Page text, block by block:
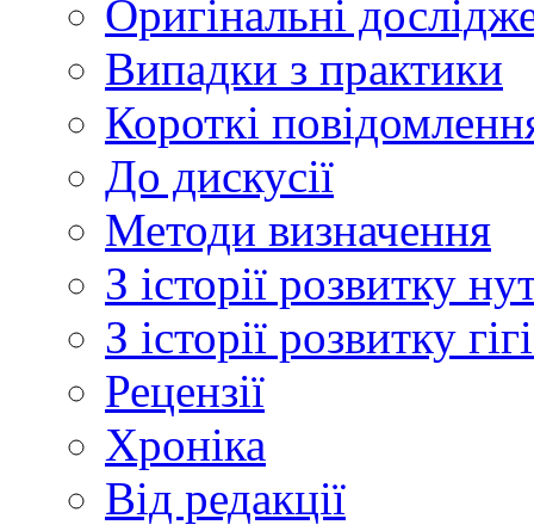
Оригінальні
Випадки з практики
Короткі
До дискусії
Методи визначення
З історії розвитку
З історії розвитку
Рецензії
Хроніка
Від редакції